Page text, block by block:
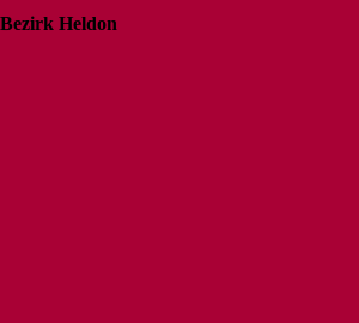
Heldon